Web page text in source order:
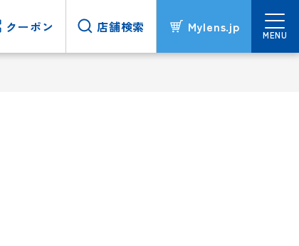
クーポン 店舗検索 Mylens.jp
MENU
クーポン 店舗検索 Mylens.jp
MENU